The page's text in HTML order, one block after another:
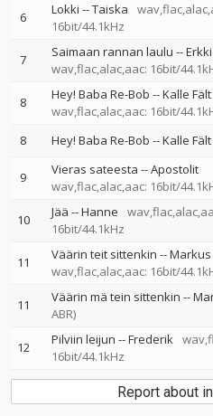
6 Lokki --Taiska
16bit/44.1kHz
7 Saimaan rannan laulu --
wav,flac,alac,aac: 16bit/
8 Hey! Baba Re-Bob --Kalle Fält
wav,flac,alac,aac: 16bit/
8 Hey! Baba Re-Bob --Kalle Fält
9 Vieras sateesta --Apostolit
wav,flac,alac,aac: 16bit/
10 Jää --Hanne
16bit/44.1kHz
11 Väärin teit sittenkin --Markus
wav,flac,alac,aac: 16bit/
11 Väärin mä tein sittenkin --
ABR)
12 Pilviin leijun --Frederik
16bit/44.1kHz
Report about